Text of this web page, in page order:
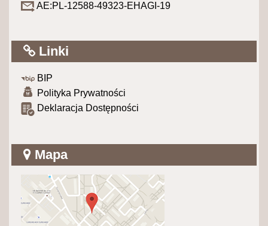
AE:PL-12588-49323-EHAGI-19
Linki
BIP
Polityka Prywatności
Deklaracja Dostępności
Mapa